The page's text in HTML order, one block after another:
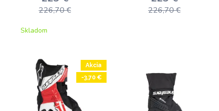
226,70 €
Skladom
226,70 €
Akcia
-3,70 €